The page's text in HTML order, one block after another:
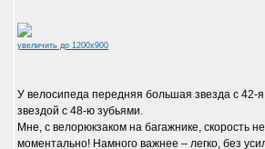
увеличить до 1200x900
У велосипеда передняя большая звезда с 42-
звездой с 48-ю зубьями.
Мне, с велорюкзаком на багажнике, скорость
моментально! Намного важнее – легко, без